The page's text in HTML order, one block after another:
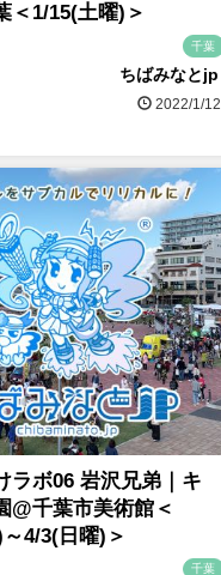
＜1/15(土曜)＞
千葉
ちばみなとjp
2022/1/12
ラボ06 岩沢兄弟｜キ
@千葉市美術館＜
4/3(日曜)＞
千葉